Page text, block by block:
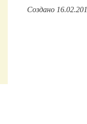
Создано